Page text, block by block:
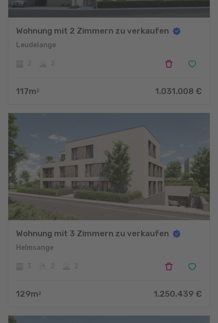
Wohnung mit 2 Zimmern zu verkaufen
Leudelange
117m 2 1.031.008 €
Wohnung mit 3 Zimmern zu verkaufen
Helmsange
129m 2 1.250.439 €